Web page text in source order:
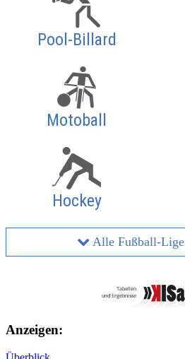
Pool-Billard
Motoball
Hockey
Alle Fußball-
Anzeigen: